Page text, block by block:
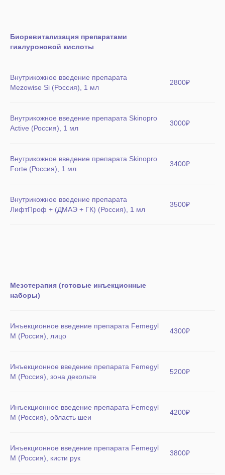
Биоревитализация препаратами
гиалуроновой кислоты
Внутрикожное введение препарата
Mezowise Si (Россия), 1 мл
2800₽
Внутрикожное введение препарата Skinopro
Active (Россия), 1 мл
3000₽
Внутрикожное введение препарата Skinopro
Forte (Россия), 1 мл
3400₽
Внутрикожное введение препарата
ЛифтПроф + (ДМАЭ + ГК) (Россия), 1 мл
3500₽
Мезотерапия (готовые инъекционные
наборы)
Инъекционное введение препарата Femegyl
M (Россия), лицо
4300₽
Инъекционное введение препарата Femegyl
M (Россия), зона декольте
5200₽
Инъекционное введение препарата Femegyl
M (Россия), область шеи
4200₽
Инъекционное введение препарата Femegyl
M (Россия), кисти рук
3800₽